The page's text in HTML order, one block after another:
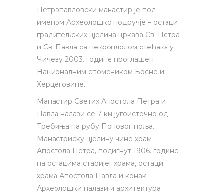
Петропавловски манастир је под
именом Археолошко подручје – остаци
градитељских цјелина цркава Св. Петра
и Св. Павла са некроплолом стећака у
Чичеву 2003. године проглашен
Националним спомеником Босне и
Херцеговине.
Манастир Светих Апостола Петра и
Павла налази се 7 км југоисточно од
Требиња на рубу Поповог поља.
Манастриску цјелину чине храм
Апостола Петра, подигнут 1906. године
на остацима старијег храма, остаци
храма Апостола Павла и конак.
Археолошки налази и архитектура